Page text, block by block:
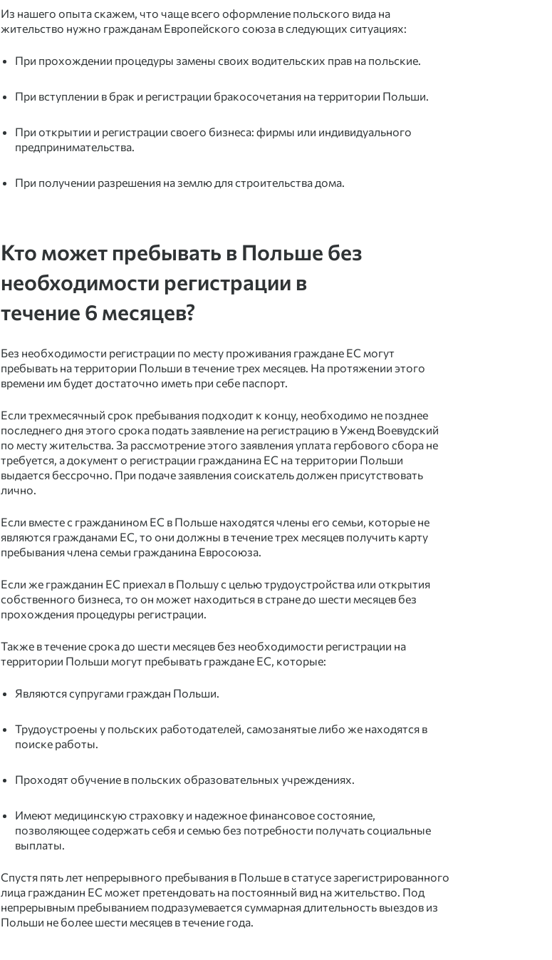
Из нашего опыта скажем, что чаще всего оформление польского вида на
жительство нужно гражданам Европейского союза в следующих ситуациях:
При прохождении процедуры замены своих водительских прав на польские.
При вступлении в брак и регистрации бракосочетания на территории Польши.
При открытии и регистрации своего бизнеса: фирмы или индивидуального
предпринимательства.
При получении разрешения на землю для строительства дома.
Кто может пребывать в Польше без
необходимости регистрации в
течение 6 месяцев?
Без необходимости регистрации по месту проживания граждане ЕС могут
пребывать на территории Польши в течение трех месяцев. На протяжении этого
времени им будет достаточно иметь при себе паспорт.
Если трехмесячный срок пребывания подходит к концу, необходимо не позднее
последнего дня этого срока подать заявление на регистрацию в Уженд Воевудский
по месту жительства. За рассмотрение этого заявления уплата гербового сбора не
требуется, а документ о регистрации гражданина ЕС на территории Польши
выдается бессрочно. При подаче заявления соискатель должен присутствовать
лично.
Если вместе с гражданином ЕС в Польше находятся члены его семьи, которые не
являются гражданами ЕС, то они должны в течение трех месяцев получить карту
пребывания члена семьи гражданина Евросоюза.
Если же гражданин ЕС приехал в Польшу с целью трудоустройства или открытия
собственного бизнеса, то он может находиться в стране до шести месяцев без
прохождения процедуры регистрации.
Также в течение срока до шести месяцев без необходимости регистрации на
территории Польши могут пребывать граждане ЕС, которые:
Являются супругами граждан Польши.
Трудоустроены у польских работодателей, самозанятые либо же находятся в
поиске работы.
Проходят обучение в польских образовательных учреждениях.
Имеют медицинскую страховку и надежное финансовое состояние,
позволяющее содержать себя и семью без потребности получать социальные
выплаты.
Спустя пять лет непрерывного пребывания в Польше в статусе зарегистрированного
лица гражданин ЕС может претендовать на постоянный вид на жительство. Под
непрерывным пребыванием подразумевается суммарная длительность выездов из
Польши не более шести месяцев в течение года.